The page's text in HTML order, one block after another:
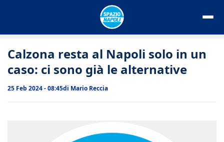
Calzona resta al Napoli solo in un
caso: ci sono già le alternative
25 Feb 2024 - 08:45di Mario Reccia